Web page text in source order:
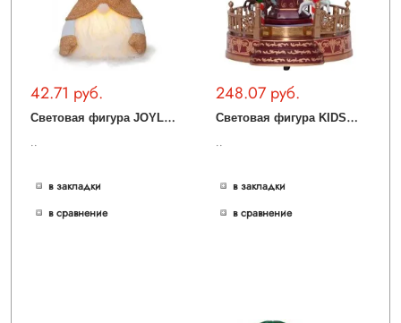
42.71 руб.
С
ветовая фигура JOYLIGHT 411467
..
в закладки
в сравнение
248.07 руб.
С
ветовая фигура KIDSVILLE 411251
..
в закладки
в сравнение